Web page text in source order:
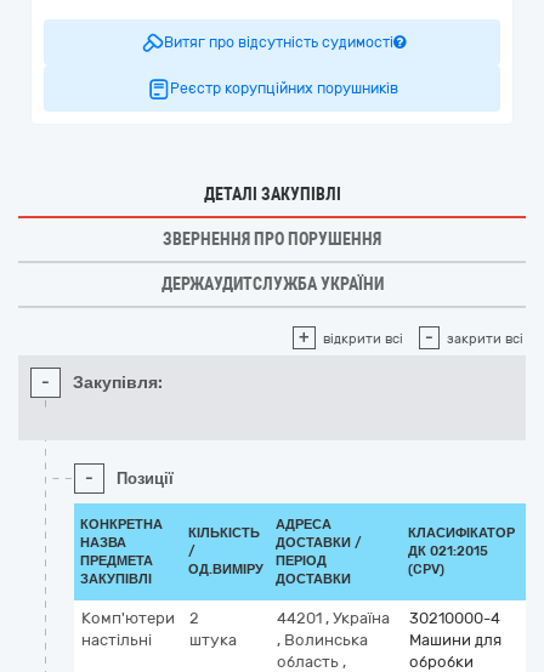
Витяг про відсутність судимості
Реєстр корупційних порушників
ДЕТАЛІ ЗАКУПІВЛІ
ЗВЕРНЕННЯ ПРО ПОРУШЕННЯ
ДЕРЖАУДИТСЛУЖБА УКРАЇНИ
+ відкрити всі - закрити всі
- Закупівля:
- Позиції
КОНКРЕТНА
НАЗВА
ПРЕДМЕТА
ЗАКУПІВЛІ
КІЛЬКІСТЬ
/
ОД.ВИМІРУ
АДРЕСА
ДОСТАВКИ /
ПЕРІОД
ДОСТАВКИ
КЛАСИФІКАТОР
ДК 021:2015
(CPV)
Комп'ютери
настільні
2
штука
44201 , Україна
, Волинська
область ,
30210000-4
Машини для
обробки